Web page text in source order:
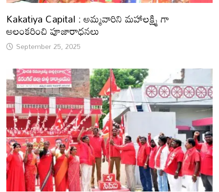
Kakatiya Capital : అమ్మవారిని మహాలక్ష్మి గా
అలంకరించి పూజారాధనలు
September 25, 2025